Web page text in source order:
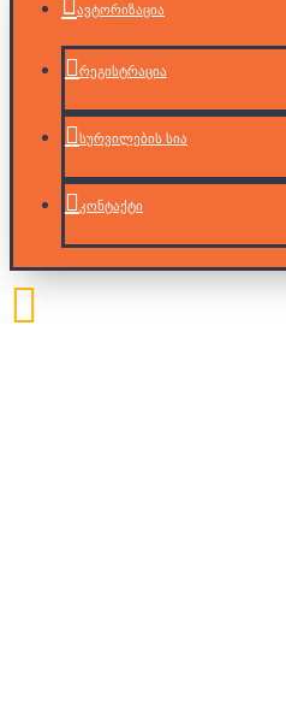
ავტორიზაცია
რეგისტრაცია
სურვილების სია
კონტაქტი